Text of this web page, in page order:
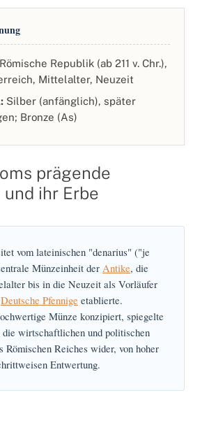
Römische Republik (ab 211 v. Chr.),
Mittelalter, Neuzeit
Silber (anfänglich), später
Bronze (As)
prägende
ihr Erbe
vom lateinischen "denarius" ("je
Münzeinheit der Antike, die
bis in die Neuzeit als Vorläufer
Deutsche Pfennige etablierte.
Münze konzipiert, spiegelte
wirtschaftlichen und politischen
Römischen Reiches wider, von hoher
Entwertung.